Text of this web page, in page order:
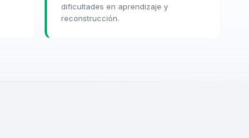
dificultades en aprendizaje y
reconstrucción.